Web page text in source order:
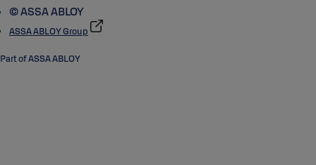
© ASSA ABLOY
ASSA ABLOY Group
Part of ASSA ABLOY